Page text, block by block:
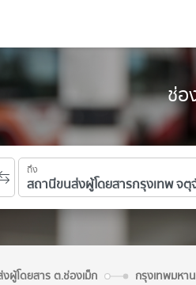
ช่อ
ถึง
ผู้โดยสาร ต.ช่องเม็ก
กรุงเทพมหา